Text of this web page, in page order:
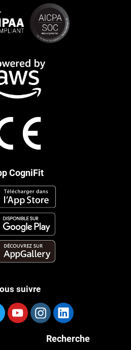
CogniFit
suivre
Recherche